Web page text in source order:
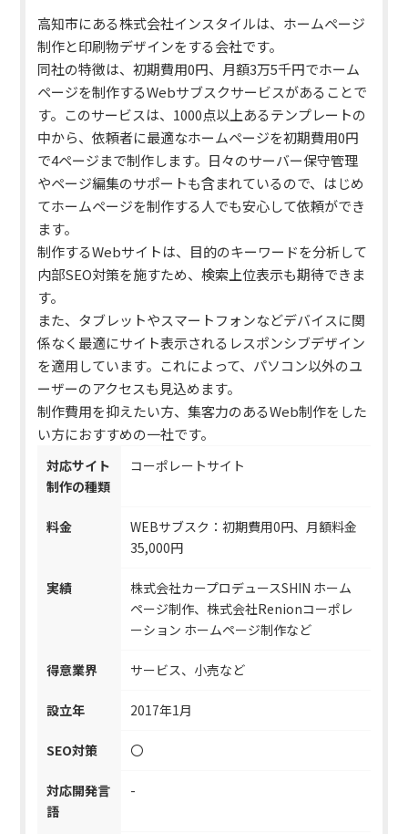
高知市にある株式会社インスタイルは、ホームページ
制作と印刷物デザインをする会社です。
同社の特徴は、初期費用0円、月額3万5千円でホーム
ページを制作するWebサブスクサービスがあることで
す。 このサービスは、1000点以上あるテンプレートの
中から、依頼者に最適なホームページを初期費用0円
で4ページまで制作します。日々のサーバー保守管理
やページ編集のサポートも含まれているので、はじめ
てホームページを制作する人でも安心して依頼ができ
ます。
制作するWebサイトは、目的のキーワードを分析して
内部SEO対策を施すため、検索上位表示も期待できま
す。
また、タブレットやスマートフォンなどデバイスに関
係なく最適にサイト表示されるレスポンシブデザイン
を適用しています。 これによって、パソコン以外のユ
ーザーのアクセスも見込めます。
制作費用を抑えたい方、集客力のあるWeb制作をした
い方におすすめの一社です。
対応サイト
制作の種類
コーポレートサイト
料金
WEBサブスク：初期費用0円、月額料金
35,000円
実績
株式会社カープロデュースSHIN ホーム
ページ制作、株式会社Renionコーポレ
ーション ホームページ制作など
得意業界 サービス、小売など
設立年 2017年1月
SEO対策 〇
対応開発言
語
-